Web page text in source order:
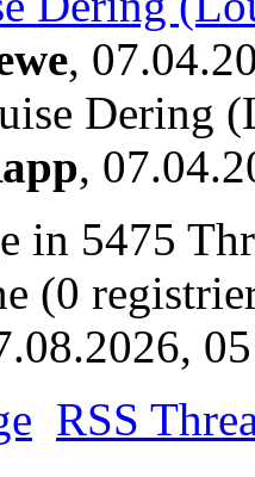
,
Dering
,
in 5475
(0
RSS